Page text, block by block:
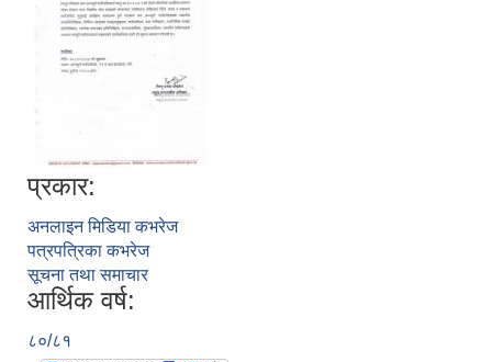
प्रकार:
अनलाइन मिडिया कभरेज
पत्रपत्रिका कभरेज
सूचना तथा समाचार
आर्थिक वर्ष:
८०/८१